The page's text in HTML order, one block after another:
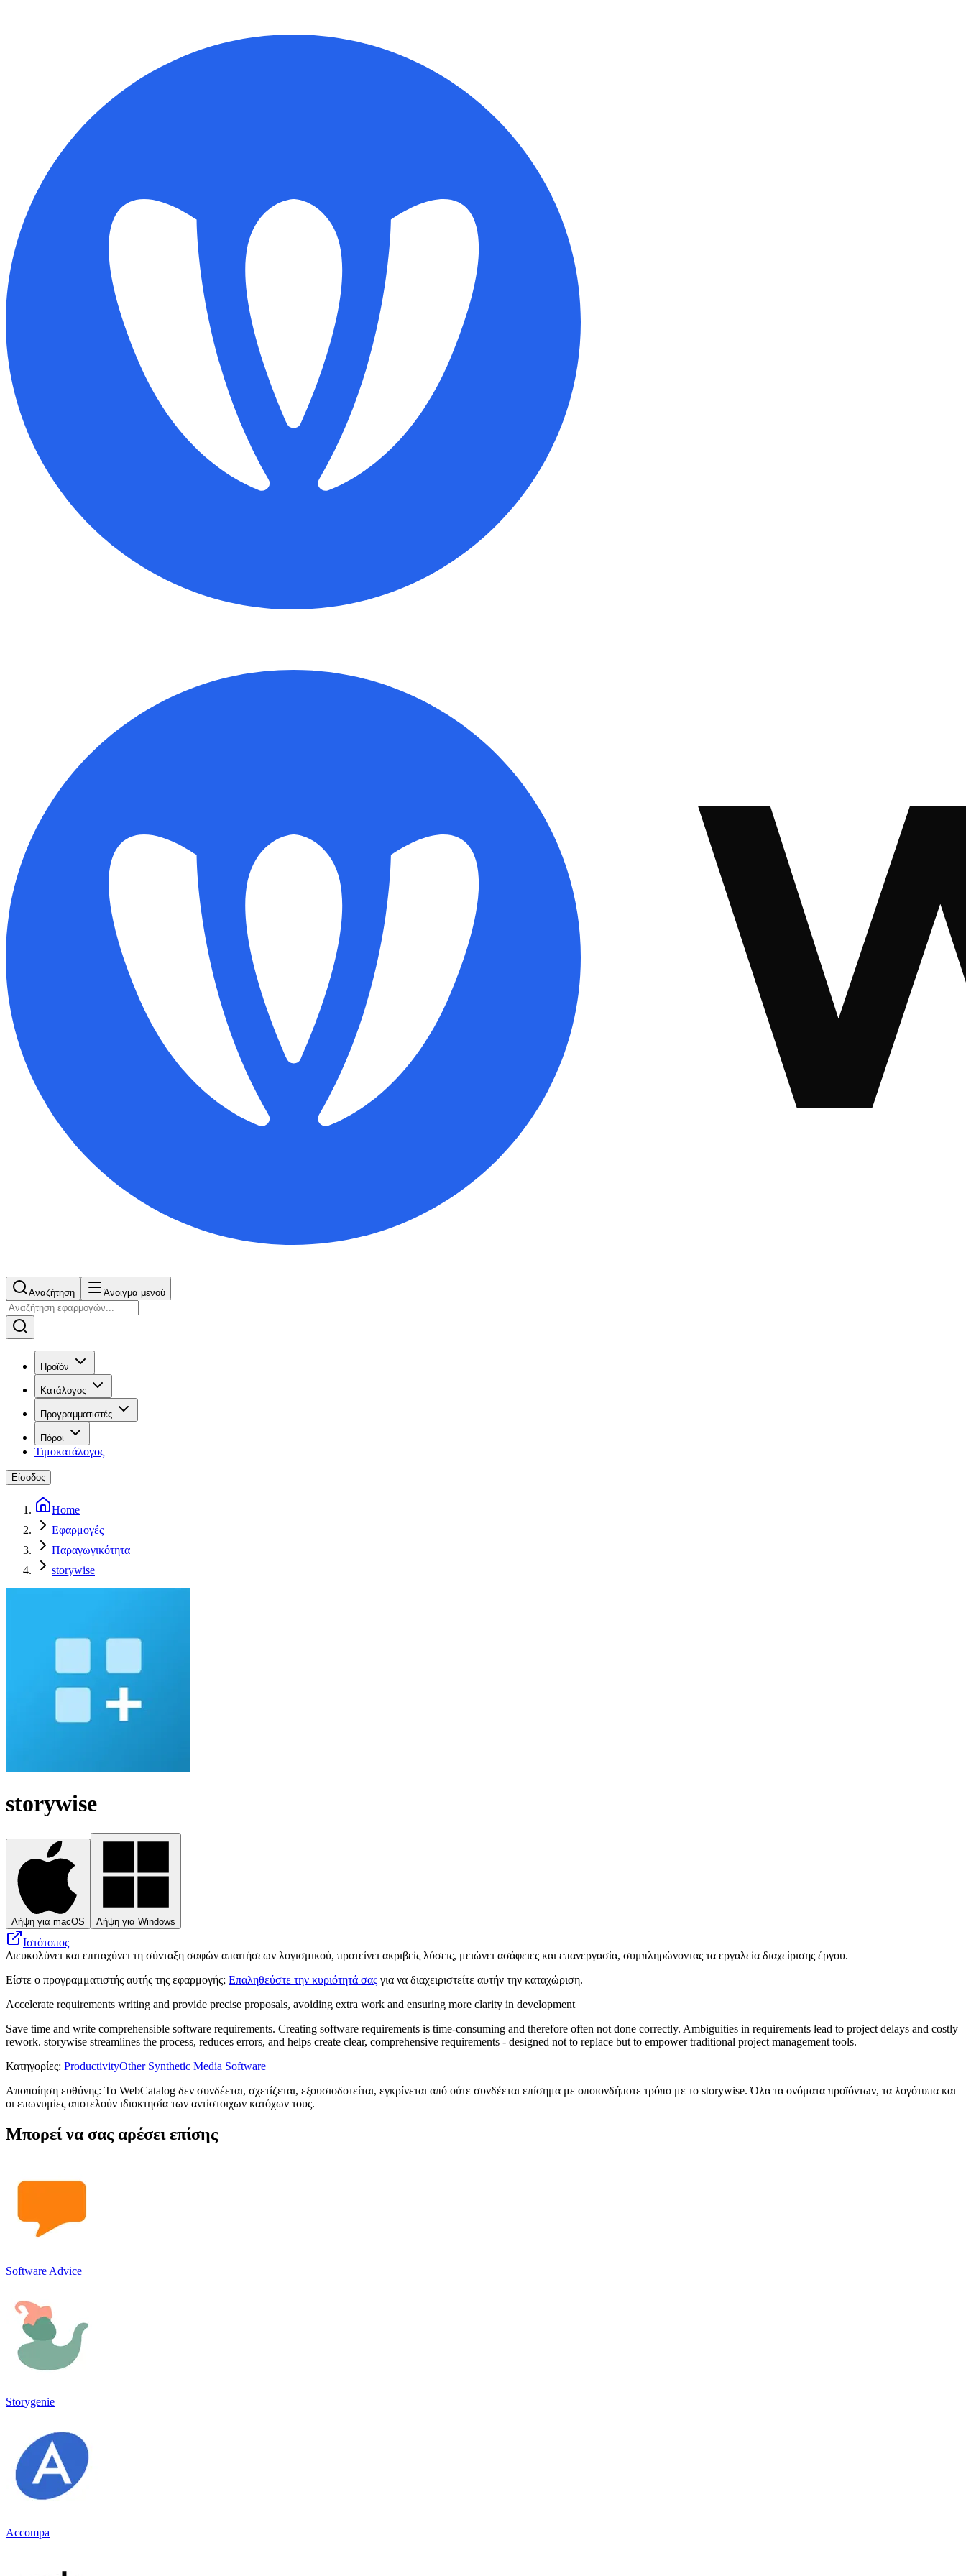
Αναζήτηση Άνοιγμα μενού
Προϊόν
Κατάλογος
Προγραμματιστές
Πόροι
Τιμοκατάλογος
Είσοδος
Home
Εφαρμογές
Παραγωγικότητα
storywise
storywise
Λήψη για macOS Λήψη για Windows
Ιστότοπος
Διευκολύνει και επιταχύνει τη σύνταξη σαφών απαιτήσεων λογισμικού, προτείνει ακριβείς λύσεις, μειώνει ασάφειες και επανεργασία, συμπληρώνοντας τα εργαλεία διαχείρισης έργου.
Είστε ο προγραμματιστής αυτής της εφαρμογής; Επαληθεύστε την κυριότητά σας για να διαχειριστείτε αυτήν την καταχώριση.
Accelerate requirements writing and provide precise proposals, avoiding extra work and ensuring more clarity in development
Save time and write comprehensible software requirements. Creating software requirements is time-consuming and therefore often not done correctly. Ambiguities in requirements lead to project delays and costly
rework. storywise streamlines the process, reduces errors, and helps create clear, comprehensive requirements - designed not to replace but to empower traditional project management tools.
Κατηγορίες: ProductivityOther Synthetic Media Software
Αποποίηση ευθύνης: Το WebCatalog δεν συνδέεται, σχετίζεται, εξουσιοδοτείται, εγκρίνεται από ούτε συνδέεται επίσημα με οποιονδήποτε τρόπο με το storywise. Όλα τα ονόματα προϊόντων, τα λογότυπα και
οι επωνυμίες αποτελούν ιδιοκτησία των αντίστοιχων κατόχων τους.
Μπορεί να σας αρέσει επίσης
Software Advice
Storygenie
Accompa